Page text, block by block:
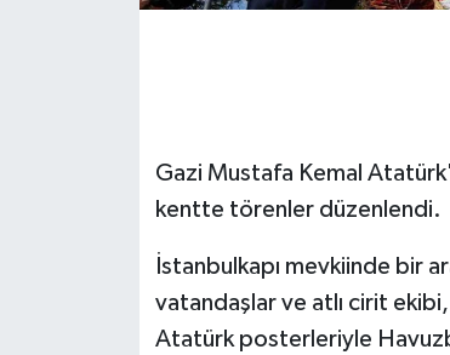
Gazi Mustafa Kemal
kentte törenler düzenlendi.
İstanbulkapı mevkiinde bir
vatandaşlar ve atlı cirit
Atatürk posterleriyle